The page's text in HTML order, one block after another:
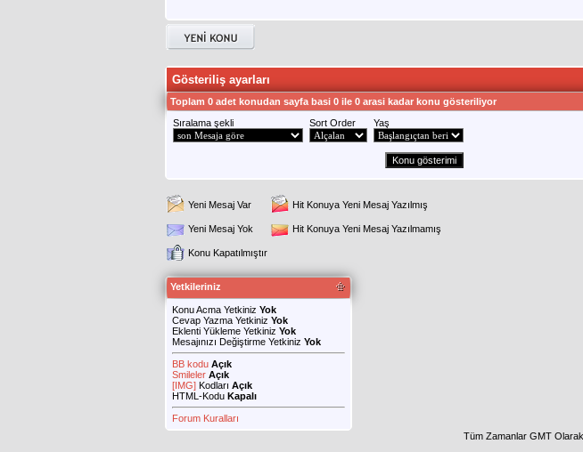
Gösteriliş ayarları
Toplam 0 adet konudan sayfa basi 0 ile 0 arasi kadar konu gösteriliyor
Sıralama şekli
Sort Order Yaş
Yeni Mesaj Var Hit Konuya Yeni Mesaj Yazılmış
Yeni Mesaj Yok Hit Konuya Yeni Mesaj Yazılmamış
Konu Kapatılmıştır
Yetkileriniz
Konu Acma Yetkiniz Yok
Cevap Yazma Yetkiniz Yok
Eklenti Yükleme Yetkiniz Yok
Mesajınızı Değiştirme Yetkiniz Yok
BB kodu Açık
Smileler Açık
[IMG] Kodları Açık
HTML-Kodu Kapalı
Forum Kuralları
Tüm Zamanlar GMT